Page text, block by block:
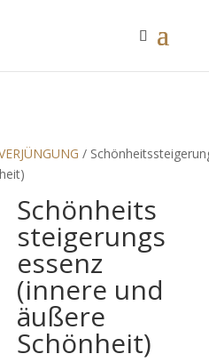
/
Schönheits
steigerungs
essenz
(innere und
äußere
Schönheit)